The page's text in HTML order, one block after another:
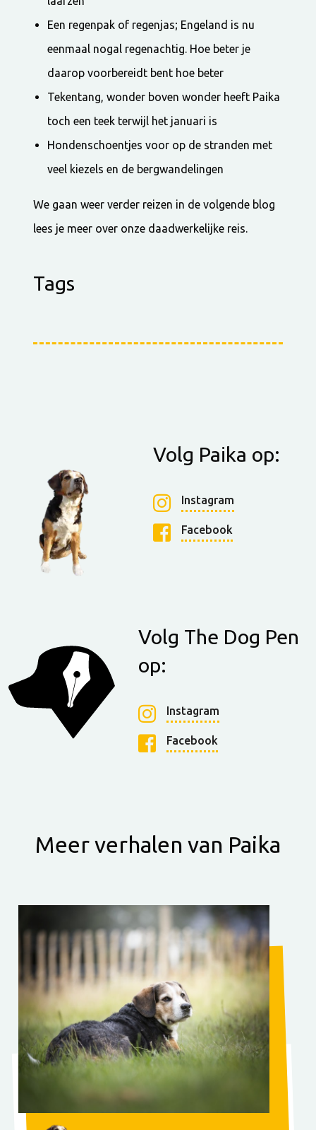
Een regenpak of regenjas; Engeland is nu
eenmaal nogal regenachtig. Hoe beter je
daarop voorbereidt bent hoe beter
Tekentang, wonder boven wonder heeft Paika
toch een teek terwijl het januari is
Hondenschoentjes voor op de stranden met
veel kiezels en de bergwandelingen
We gaan weer verder reizen in de volgende blog
lees je meer over onze daadwerkelijke reis.
Tags
Volg Paika op:
Instagram
Facebook
Volg The Dog Pen
op:
Instagram
Facebook
Meer verhalen van Paika